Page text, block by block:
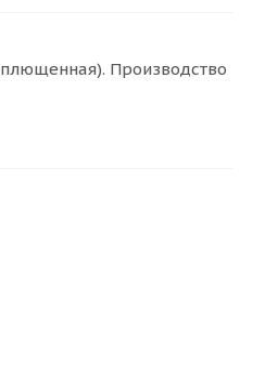
Производство